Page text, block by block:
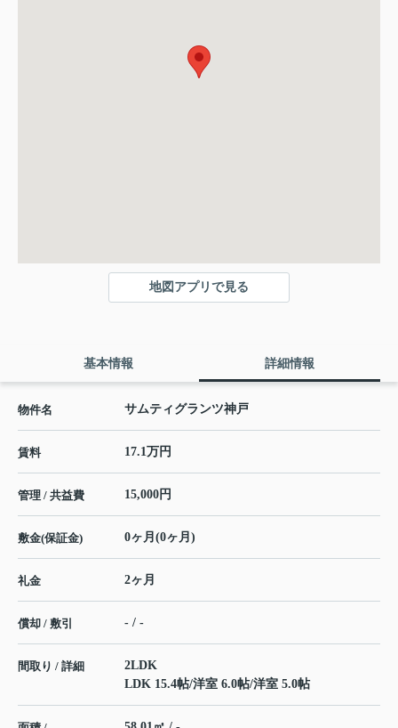
地図アプリで見る
基本情報 詳細情報
物件名 サムティグランツ神戸
賃料 17.1万円
管理 / 共益費 15,000円
敷金(保証金) 0ヶ月(0ヶ月)
礼金 2ヶ月
償却 / 敷引 - / -
間取り / 詳細
2LDK
LDK 15.4帖/洋室 6.0帖/洋室 5.0帖